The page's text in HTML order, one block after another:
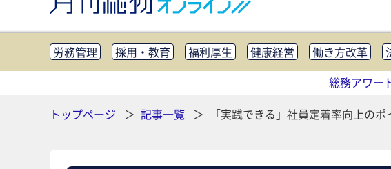
労務管理 採用・教育 福利厚生 健康経営 働き方改革
知財管理
リスクマネジメント・BCP 社外・社内広報 社外
助成金・補助金・コスト
総務アワー
トップページ
記事一覧 「実践できる」社員定着率向上の